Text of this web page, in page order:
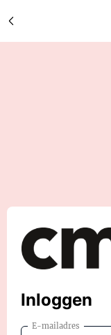
Inloggen
E-mailadres